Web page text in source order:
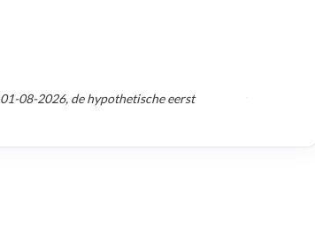
01-08-2026, de hypothetische eerst